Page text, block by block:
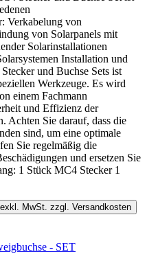
Verkabelung von
von Solarpanels mit
Solarinstallationen
Installation und
und Buchse Sets ist
Werkzeuge. Es wird
einem Fachmann
und Effizienz der
Achten Sie darauf, dass die
sind, um eine optimale
Sie regelmäßig die
und ersetzen Sie
1 Stück MC4 Stecker 1
MwSt. zzgl. Versandkosten
- SET